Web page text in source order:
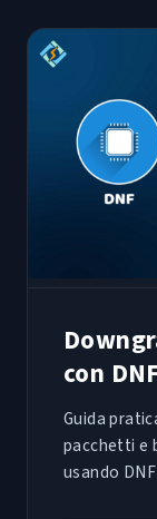
con
Guida
pacchetti e
usando